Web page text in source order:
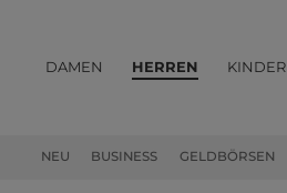
DAMEN HERREN
NEU BUSINESS GELDBÖRSEN
KINDER